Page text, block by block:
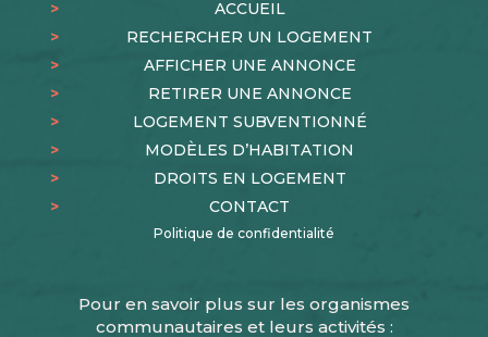
ACCUEIL
RECHERCHER UN LOGEMENT
AFFICHER UNE ANNONCE
RETIRER UNE ANNONCE
LOGEMENT SUBVENTIONNÉ
MODÈLES D’HABITATION
DROITS EN LOGEMENT
CONTACT
Politique de confidentialité
Pour en savoir plus sur les organismes
communautaires et leurs activités :